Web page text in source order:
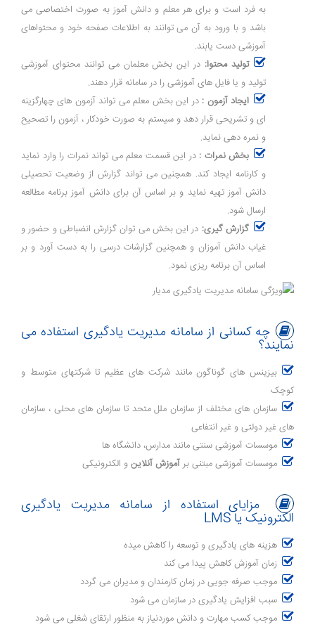
به فرد است و برای هر معلم و دانش آموز به صورت اختصاصی می
باشد و با ورود به آن می توانند به اطلاعات صفحه خود و محتواهای
آموزشی دست یابند.
تولید محتوا: در این بخش معلمان می توانند محتوای آموزشی
تولید و یا فایل های آموزشی را در سامانه قرار دهند.
ایجاد آزمون :در این بخش معلم می تواند آزمون های چهارگزینه
ای و تشریحی قرار دهد و سیستم به صورت خودکار ، آزمون را تصحیح
و نمره دهی نماید.
بخش نمرات : در این قسمت معلم می تواند نمرات را وارد نماید
و کارنامه ایجاد کند. همچنین می تواند گزارش از وضعیت تحصیلی
دانش آموز تهیه نماید و بر اساس آن برای دانش آموز برنامه مطالعه
ارسال شود.
گزارش گیری: در این بخش می توان گزارش انضباطی و حضور و
غیاب دانش آموزان و همچنین گزارشات درسی را به دست آورد و بر
اساس آن برنامه ریزی نمود.
چه کسانی از سامانه مدیریت یادگیری استفاده می
نمایند؟
بیزینس های گوناگون مانند شرکت های عظیم تا شرکتهای متوسط و
کوچک
سازمان های مختلف از سازمان ملل متحد تا سازمان های محلی ، سازمان
های غیر دولتی و غیر انتفاعی
موسسات آموزشی سنتی مانند مدارس، دانشگاه ها
موسسات آموزشی مبتنی بر آموزش آنلاین و الکترونیکی
مزایای استفاده از سامانه مدیریت یادگیری
الکترونیک یا LMS
هزینه های یادگیری و توسعه را کاهش میده
زمان آموزش کاهش پیدا می کند
موجب صرفه جویی در زمان کارمندان و مدیران می گردد
سبب افزایش یادگیری در سازمان می شود
موجب کسب مهارت و دانش موردنیاز به منظور ارتقای شغلی می شود